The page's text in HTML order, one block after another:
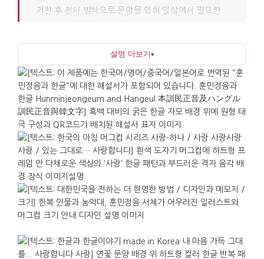
거친 후 전사 방식으로 문양을 입혀 일상에서 필요한
9.5cm의 적당한 크기로 매일의 커피나 차를 마시는
짧은 시간에 한국다운 분위기를 더해줍니다. 한복에서
느껴지는 단정한 색감을 현대적으로 정리하여 전통
모티프가 부담스럽지 않게 어울립니다.
이 제품의 진정한 가치는 메시지가 명확한 선물이라는
점에 있습니다. 한글이라는 한국의 정체성을 상징하는
문자 위에 '사랑'이라는 단어를 담아, 받는 사람이
한국어를 몰라도 의미를 쉽게 짐작할 수 있습니다.
커플 기념일, 신혼, 결혼 선물로도 무난하며, 머그컵은
취향의 부담이 적고 생활 속에서 자주 쓰는 물건이라
오래 함께합니다. 외국인 지인이나 동료에게도 한국
기념품으로서 의미가 분명하며, 환송 선물이나 방문
기억이 자연스럽게 이어집니다.
설명 더보기▾